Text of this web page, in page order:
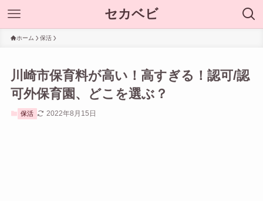
セカベビ
ホーム 保活
川崎市保育料が高い！高すぎる！認可/認
可外保育園、どこを選ぶ？
保活 2022年8月15日